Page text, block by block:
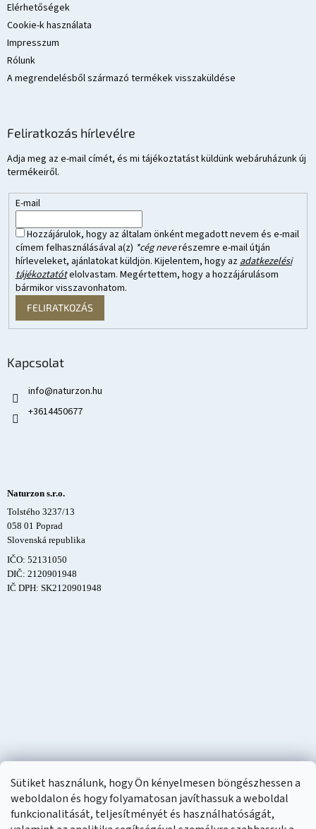
Sütiket használunk, hogy Ön kényelmesen böngészhessen a
weboldalon és hogy folyamatosan javíthassuk a weboldal
funkcionalitását, teljesítményét és használhatóságát,
Elérhetőségek
Cookie-k használata
Impresszum
Rólunk
A megrendelésből származó termékek visszaküldése
Feliratkozás hírlevélre
Adja meg az e-mail címét, és mi tájékoztatást küldünk webáruházunk új
termékeiről.
E-mail
Hozzájárulok, hogy az általam önként megadott nevem és e-mail
címem felhasználásával a(z) *cég neverészemre e-mail útján
hírleveleket, ajánlatokat küldjön. Kijelentem, hogy azadatkezelési
tájékoztatótelolvastam. Megértettem, hogy a hozzájárulásom
bármikor visszavonhatom.
FELIRATKOZÁS
Kapcsolat
info@naturzon.hu
+3614450677
Naturzon s.r.o.
Tolstého 3237/13
058 01 Poprad
Slovenská republika
IČO: 52131050
DIČ: 2120901948
IČ DPH: SK2120901948